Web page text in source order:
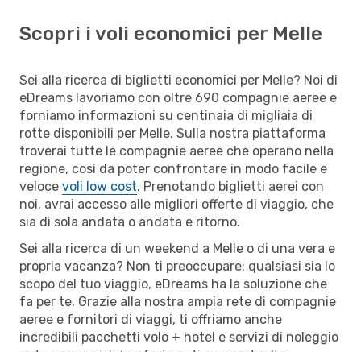
Scopri i voli economici per Melle
Sei alla ricerca di biglietti economici per Melle? Noi di
eDreams lavoriamo con oltre 690 compagnie aeree e
forniamo informazioni su centinaia di migliaia di
rotte disponibili per Melle. Sulla nostra piattaforma
troverai tutte le compagnie aeree che operano nella
regione, così da poter confrontare in modo facile e
veloce voli low cost. Prenotando biglietti aerei con
noi, avrai accesso alle migliori offerte di viaggio, che
sia di sola andata o andata e ritorno.
Sei alla ricerca di un weekend a Melle o di una vera e
propria vacanza? Non ti preoccupare: qualsiasi sia lo
scopo del tuo viaggio, eDreams ha la soluzione che
fa per te. Grazie alla nostra ampia rete di compagnie
aeree e fornitori di viaggi, ti offriamo anche
incredibili pacchetti volo + hotel e servizi di noleggio